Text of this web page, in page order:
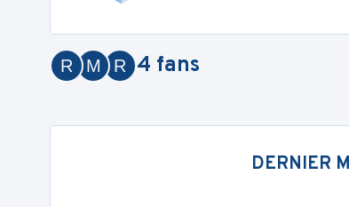
R
M
R 4 fans
DERNIER